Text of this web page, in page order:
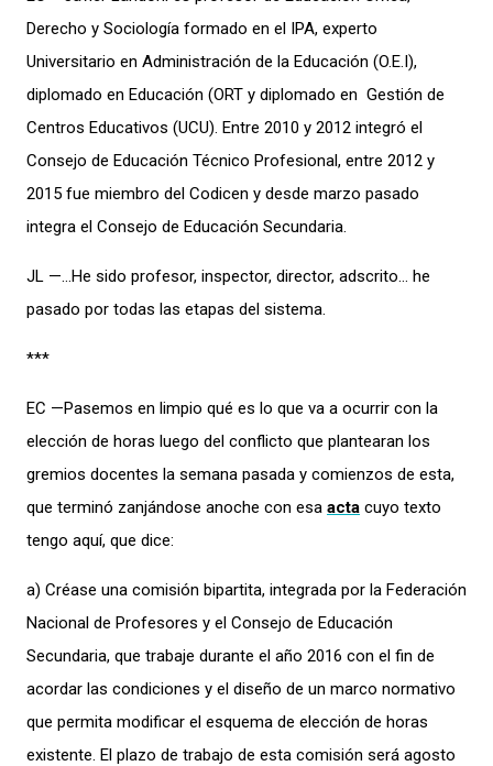
Derecho y Sociología formado en el IPA, experto
Universitario en Administración de la Educación (O.E.I),
diplomado en Educación (ORT y diplomado en Gestión de
Centros Educativos (UCU). Entre 2010 y 2012 integró el
Consejo de Educación Técnico Profesional, entre 2012 y
2015 fue miembro del Codicen y desde marzo pasado
integra el Consejo de Educación Secundaria.
JL —…He sido profesor, inspector, director, adscrito… he
pasado por todas las etapas del sistema.
***
EC —Pasemos en limpio qué es lo que va a ocurrir con la
elección de horas luego del conflicto que plantearan los
gremios docentes la semana pasada y comienzos de esta,
que terminó zanjándose anoche con esa acta cuyo texto
tengo aquí, que dice:
a) Créase una comisión bipartita, integrada por la Federación
Nacional de Profesores y el Consejo de Educación
Secundaria, que trabaje durante el año 2016 con el fin de
acordar las condiciones y el diseño de un marco normativo
que permita modificar el esquema de elección de horas
existente. El plazo de trabajo de esta comisión será agosto